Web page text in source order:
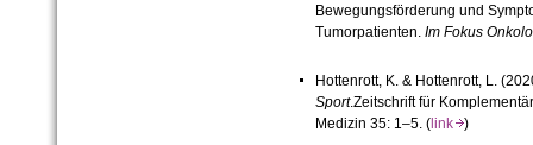
Bewegungsförderung und
Tumorpatienten. Im Fokus
Hottenrott, K. & Hottenrott, L.
Sport.Zeitschrift für
Medizin 35: 1–5. (link)